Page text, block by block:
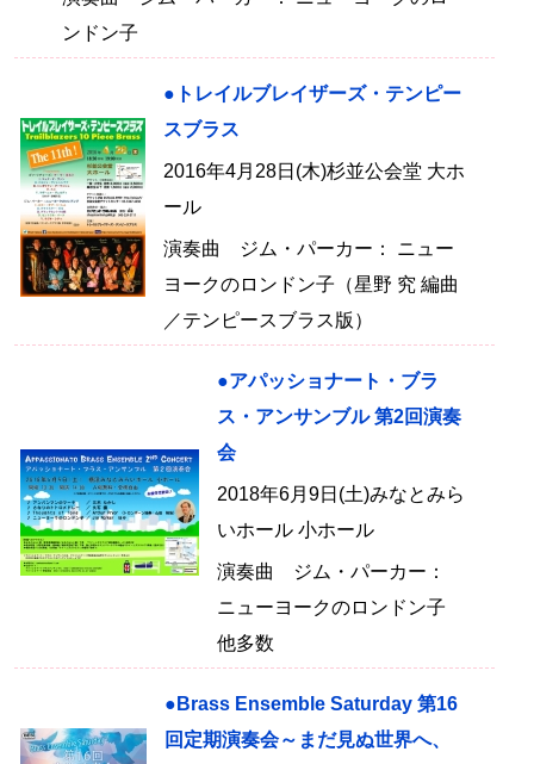
ンドン子
●トレイルブレイザーズ・テンピー
スブラス
2016年4月28日(木)杉並公会堂 大ホ
ール
演奏曲 ジム・パーカー： ニュー
ヨークのロンドン子（星野 究 編曲
／テンピースブラス版）
●アパッショナート・ブラ
ス・アンサンブル 第2回演奏
会
2018年6月9日(土)みなとみら
いホール 小ホール
演奏曲 ジム・パーカー：
ニューヨークのロンドン子
他多数
●Brass Ensemble Saturday 第16
回定期演奏会～まだ見ぬ世界へ、